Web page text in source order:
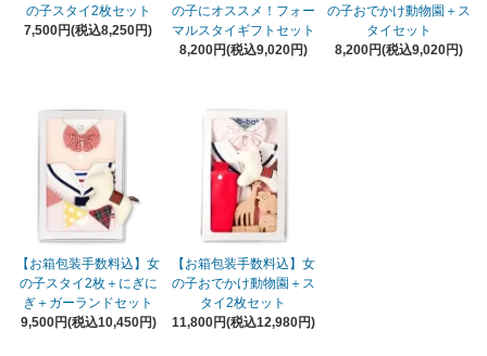
の子スタイ2枚セット
7,500円(税込8,250円)
の子にオススメ！フォー
マルスタイギフトセット
8,200円(税込9,020円)
の子おでかけ動物園＋ス
タイセット
8,200円(税込9,020円)
【お箱包装手数料込】女
の子スタイ2枚＋にぎに
ぎ＋ガーランドセット
9,500円(税込10,450円)
【お箱包装手数料込】女
の子おでかけ動物園＋ス
タイ2枚セット
11,800円(税込12,980円)